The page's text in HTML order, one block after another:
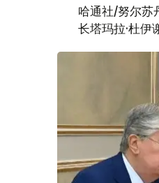
哈通社/努尔苏
长塔玛拉·杜伊